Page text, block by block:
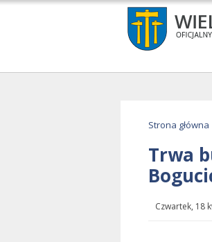
Strona główna
Trwa
Czwartek, 18